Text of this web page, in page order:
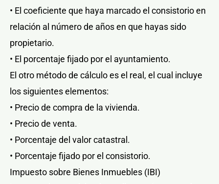
• El coeficiente que haya marcado el consistorio en
relación al número de años en que hayas sido
propietario.
• El porcentaje fijado por el ayuntamiento.
El otro método de cálculo es el real, el cual incluye
los siguientes elementos:
• Precio de compra de la vivienda.
• Precio de venta.
• Porcentaje del valor catastral.
• Porcentaje fijado por el consistorio.
Impuesto sobre Bienes Inmuebles (IBI)